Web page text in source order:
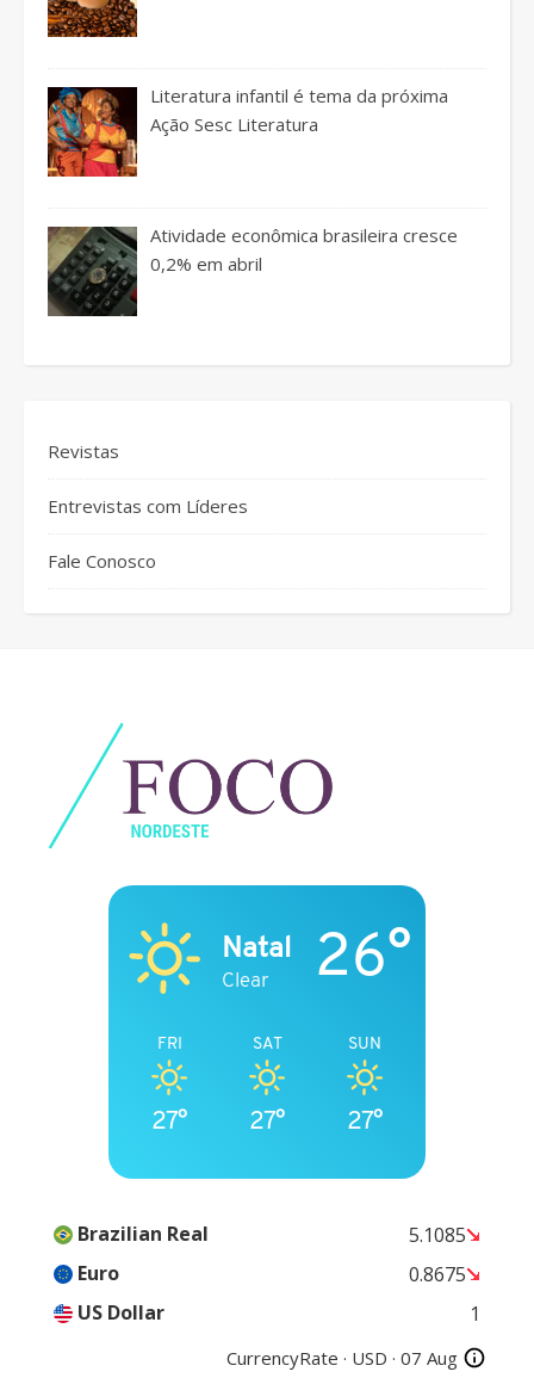
Literatura infantil é tema da próxima
Ação Sesc Literatura
Atividade econômica brasileira cresce
0,2% em abril
Revistas
Entrevistas com Líderes
Fale Conosco
Natal
Clear 26°
FRI
27°
SAT
27°
SUN
27°
Brazilian Real
5.1085
Euro
0.8675
US Dollar
1
CurrencyRate · USD · 07 Aug